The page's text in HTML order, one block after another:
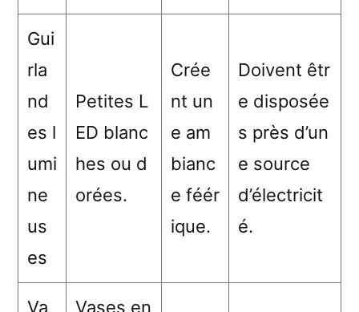
Gui
rla
nd
es l
umi
ne
us
es
Petites L
ED blanc
hes ou d
orées.
Crée
nt un
e am
bianc
e féér
ique.
Doivent êtr
e disposée
s près d’un
e source
d’électricit
é.
Va Vases en